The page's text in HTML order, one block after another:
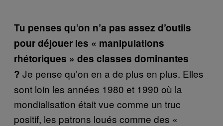
Tu penses qu’on n’a pas assez d’outils
pour déjouer les « manipulations
rhétoriques » des classes dominantes
? Je pense qu’on en a de plus en plus. Elles
sont loin les années 1980 et 1990 où la
mondialisation était vue comme un truc
positif, les patrons loués comme des «